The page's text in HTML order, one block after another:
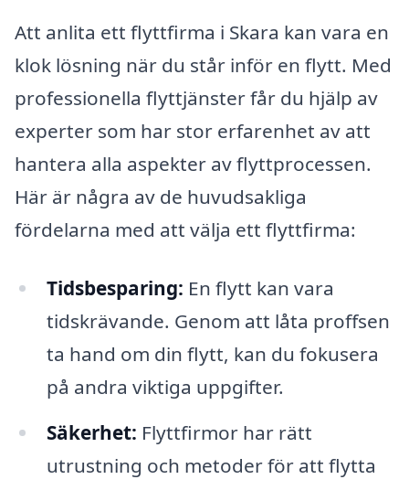
Att anlita ett flyttfirma i Skara kan vara en
klok lösning när du står inför en flytt. Med
professionella flyttjänster får du hjälp av
experter som har stor erfarenhet av att
hantera alla aspekter av flyttprocessen.
Här är några av de huvudsakliga
fördelarna med att välja ett flyttfirma:
Tidsbesparing: En flytt kan vara
tidskrävande. Genom att låta proffsen
ta hand om din flytt, kan du fokusera
på andra viktiga uppgifter.
Säkerhet: Flyttfirmor har rätt
utrustning och metoder för att flytta